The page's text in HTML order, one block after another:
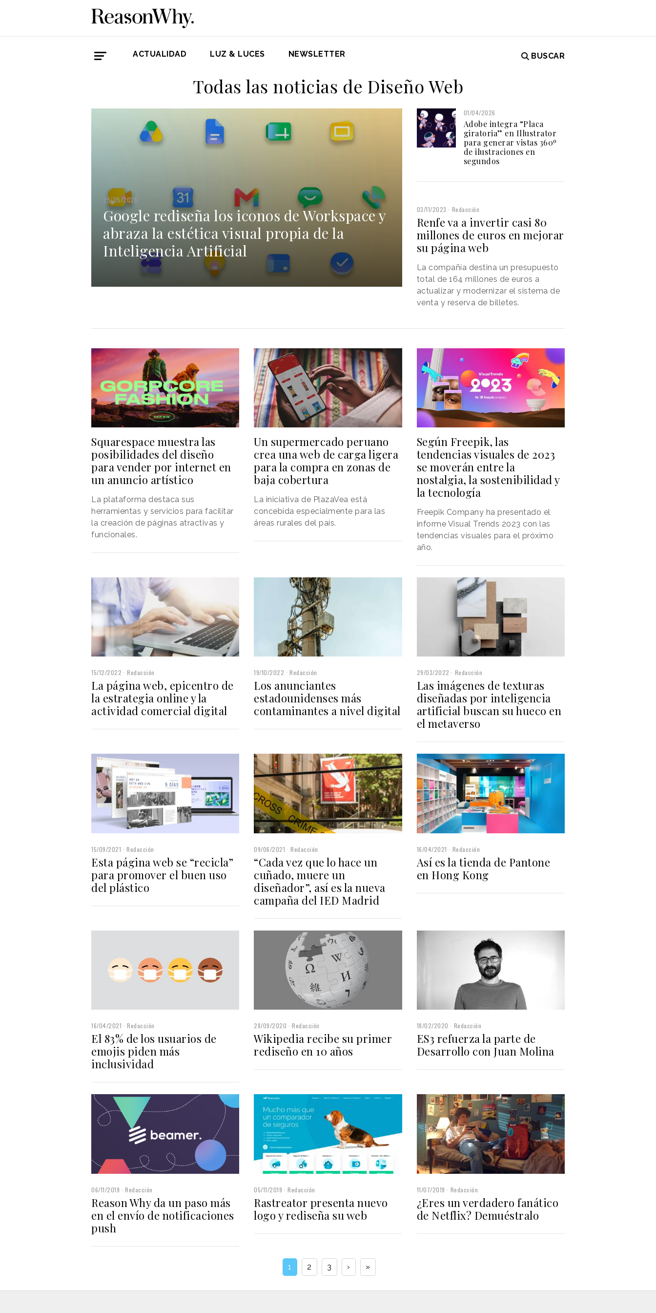
ACTUALIDAD LUZ & LUCES NEWSLETTER BUSCAR
Todas las noticias de Diseño Web
25/05/2026
Google rediseña los iconos de Workspace y
abraza la estética visual propia de la
Inteligencia Artificial
01/04/2026
Adobe integra “Placa
giratoria” en Illustrator
para generar vistas 360º
de ilustraciones en
segundos
03/11/2023 Redacción
Renfe va a invertir casi 80
millones de euros en mejorar
su página web
La compañía destina un presupuesto
total de 164 millones de euros a
actualizar y modernizar el sistema de
venta y reserva de billetes.
Squarespace muestra las
posibilidades del diseño
para vender por internet en
un anuncio artístico
La plataforma destaca sus
herramientas y servicios para facilitar
la creación de páginas atractivas y
funcionales.
Un supermercado peruano
crea una web de carga ligera
para la compra en zonas de
baja cobertura
La iniciativa de PlazaVea está
concebida especialmente para las
áreas rurales del país.
Según Freepik, las
tendencias visuales de 2023
se moverán entre la
nostalgia, la sostenibilidad y
la tecnología
Freepik Company ha presentado el
informe Visual Trends 2023 con las
tendencias visuales para el próximo
año.
15/12/2022 Redacción
La página web, epicentro de
la estrategia online y la
actividad comercial digital
19/10/2022 Redacción
Los anunciantes
estadounidenses más
contaminantes a nivel digital
29/03/2022 Redacción
Las imágenes de texturas
diseñadas por inteligencia
artificial buscan su hueco en
el metaverso
15/09/2021 Redacción
Esta página web se “recicla”
para promover el buen uso
del plástico
09/06/2021 Redacción
“Cada vez que lo hace un
cuñado, muere un
diseñador”, así es la nueva
campaña del IED Madrid
16/04/2021 Redacción
Así es la tienda de Pantone
en Hong Kong
16/04/2021 Redacción
El 83% de los usuarios de
emojis piden más
inclusividad
28/09/2020 Redacción
Wikipedia recibe su primer
rediseño en 10 años
18/02/2020 Redacción
ES3 refuerza la parte de
Desarrollo con Juan Molina
06/11/2019 Redacción
Reason Why da un paso más
en el envío de notificaciones
push
05/11/2019 Redacción
Rastreator presenta nuevo
logo y rediseña su web
11/07/2019 Redacción
¿Eres un verdadero fanático
de Netflix? Demuéstralo
1 2 3 › »